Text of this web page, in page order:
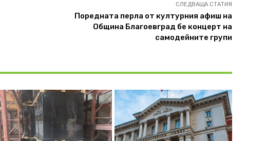
СЛЕДВАЩА СТАТИЯ
Поредната перла от културния афиш на
Община Благоевград бе концерт на
самодейните групи